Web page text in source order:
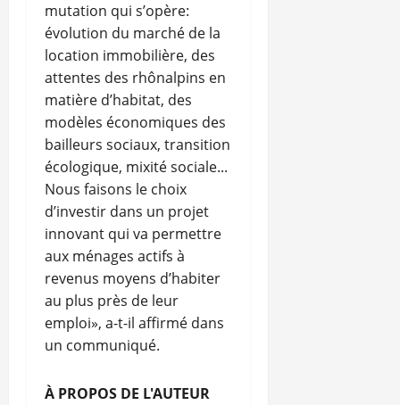
mutation qui s’opère:
évolution du marché de la
location immobilière, des
attentes des rhônalpins en
matière d’habitat, des
modèles économiques des
bailleurs sociaux, transition
écologique, mixité sociale...
Nous faisons le choix
d’investir dans un projet
innovant qui va permettre
aux ménages actifs à
revenus moyens d’habiter
au plus près de leur
emploi», a-t-il affirmé dans
un communiqué.
À PROPOS DE L'AUTEUR